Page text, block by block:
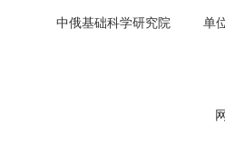
中俄基础科学研究院 单